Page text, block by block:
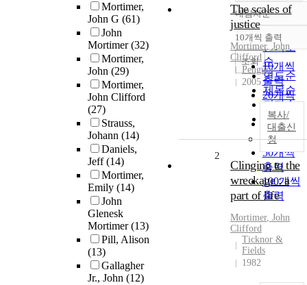
Mortimer,
John G (61)
John
Mortimer(32)
Mortimer,
John (29)
Mortimer,
John Clifford
(27)
Strauss,
Johann (14)
Daniels,
Jeff(14)
Mortimer,
Emily (14)
John
Glenesk
Mortimer(13)
Pill, Alison
(13)
Gallagher
Jr., John (12)
정확도
순
인기도
순
연도순
제목순
저자순
발행기
관순
내림차순
내림차순
10개씩 출력
10개씩
출력
20개씩
출력
30개씩
출력
50개씩
출력
100개씩
출력
조회
The scales of
justice
Mortimer, John
Clifford
Penguin
2005
복사/
대출신
청
2
Clinging to the
wreckage : a
part of life
Mortimer, John
Clifford
Ticknor &
Fields
1982